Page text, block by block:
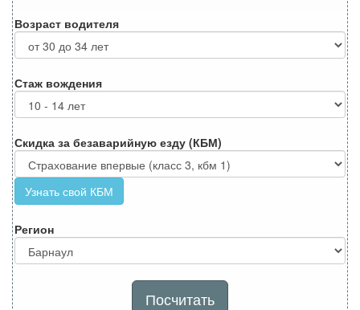
Возраст водителя
Стаж вождения
Скидка за безаварийную езду (КБМ)
Узнать свой КБМ
Регион
Посчитать